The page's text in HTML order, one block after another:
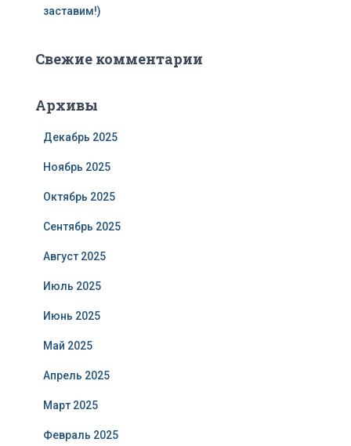
заставим!)
Свежие комментарии
Архивы
Декабрь 2025
Ноябрь 2025
Октябрь 2025
Сентябрь 2025
Август 2025
Июль 2025
Июнь 2025
Май 2025
Апрель 2025
Март 2025
Февраль 2025